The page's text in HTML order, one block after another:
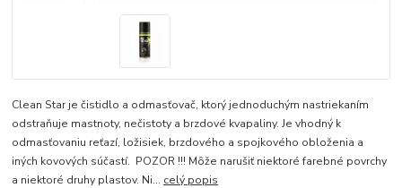
Clean Star je čistidlo a odmasťovač, ktorý jednoduchým nastriekaním
odstraňuje mastnoty, nečistoty a brzdové kvapaliny. Je vhodný k
odmasťovaniu reťazí, ložisiek, brzdového a spojkového obloženia a
iných kovových súčastí. POZOR !!! Môže narušiť niektoré farebné povrchy
a niektoré druhy plastov. Ni... celý popis